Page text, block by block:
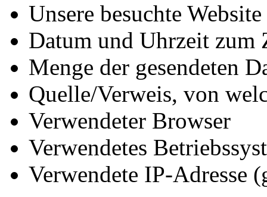
Unsere besuchte Website
Datum und Uhrzeit zum
Menge der gesendeten
Quelle/Verweis, von
Verwendeter Browser
Verwendetes
Verwendete IP-Adresse